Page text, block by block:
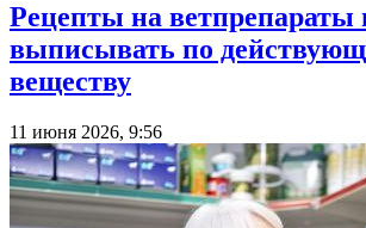
Рецепты на ветпрепараты
выписывать по
веществу
11 июня 2026, 9:56